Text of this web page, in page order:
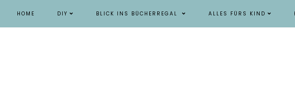
HOME DIY BLICK INS BÜCHERREGAL ALLES FÜRS KIND